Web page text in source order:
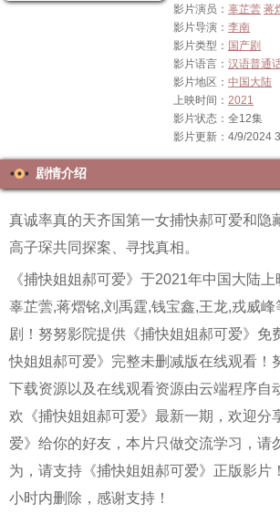
影片演员：辜芷蕓 蒋
影片导演：李南
影片类型： 国产剧
影片语言：汉语普通
影片地区：中国大陆
上映时间：2021
影片状态：全12集
影片更新：4/9/2024
剧情介绍
真诚率真的天齐国第一女捕快郝可爱和隐
高子琛共同探案、寻找真相。
《捕快姐姐郝可爱》于2021年中国大陆上
辜芷蕓,蒋熠铭,刘禹霆,钱宝鑫,王龙,戎威
剧！努努影院提供《捕快姐姐郝可爱》免
快姐姐郝可爱》完整未删减版在线观看！
下载资源以及在线观看资源由云端程序自
欢《捕快姐姐郝可爱》最新一期，欢迎分
爱》给你的好友，本片只做交流学习，请
为，请支持《捕快姐姐郝可爱》正版影片
小时内删除，感谢支持！